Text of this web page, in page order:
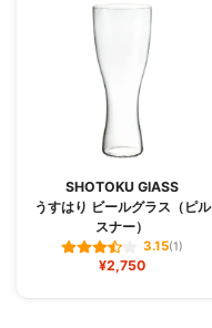
SHOTOKU GlASS
うすはり ビールグラス（ピル
スナー）
3.15(1)
¥2,750